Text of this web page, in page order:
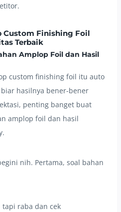
Custom Finishing Foil
Terbaik
Amplop Foil dan Hasil
custom finishing foil itu auto
hasilnya bener-bener
penting banget buat
amplop foil dan hasil
nih. Pertama, soal bahan
tapi raba dan cek